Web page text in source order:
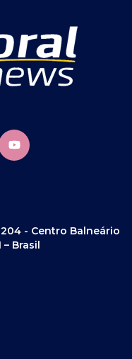
204 - Centro Balneário
– Brasil